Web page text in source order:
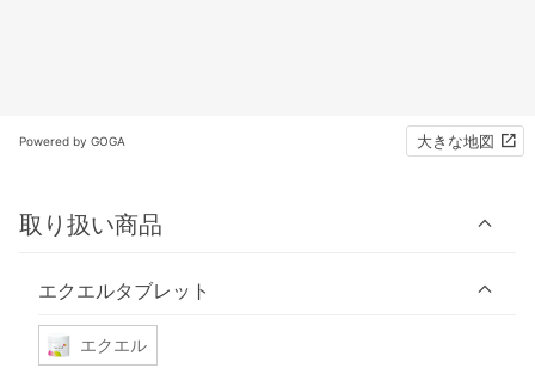
Powered by GOGA 大きな地図
取り扱い商品
エクエルタブレット
エクエル